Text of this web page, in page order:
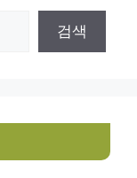
검색